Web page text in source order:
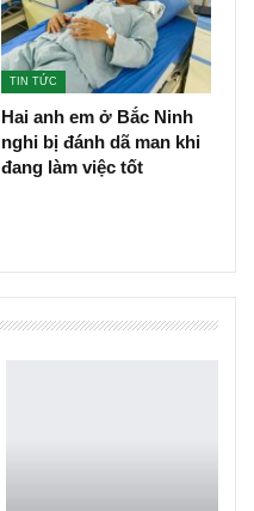
TIN TỨC
Hai anh em ở Bắc Ninh
nghi bị đánh dã man khi
đang làm việc tốt